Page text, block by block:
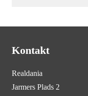
Kontakt
Realdania
Jarmers Plads 2